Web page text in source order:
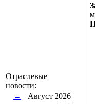
Отраслевые
новости:
←
Август 2026